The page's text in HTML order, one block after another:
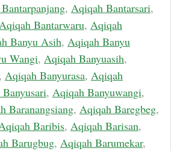
, Aqiqah Bantarsari,
Bantarwaru, Aqiqah
Banyu Asih, Aqiqah Banyu
Wangi, Aqiqah Banyuasih,
, Aqiqah Banyurasa, Aqiqah
, Aqiqah Banyuwangi,
Baranangsiang, Aqiqah Baregbeg,
Baribis, Aqiqah Barisan,
Barugbug, Aqiqah Barumekar,